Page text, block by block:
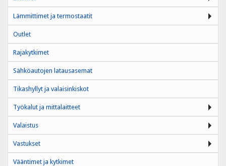
Lämmittimet ja termostaatit
Outlet
Rajakytkimet
Sähköautojen latausasemat
Tikashyllyt ja valaisinkiskot
Työkalut ja mittalaitteet
Valaistus
Vastukset
Vääntimet ja kytkimet